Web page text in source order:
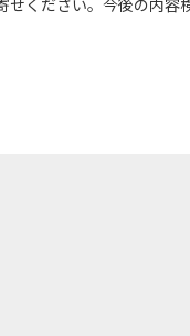
せください。今後の内容